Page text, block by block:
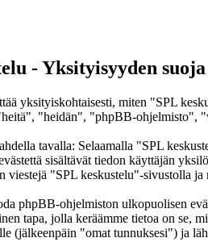
- Yksityisyyden suoja
yksityiskohtaisesti, miten "SPL
"heidän", "phpBB-ohjelmisto",
tavalla: Selaamalla "SPL
sisältävät tiedon käyttäjän
viestejä "SPL keskustelu"-sivustolla
phpBB-ohjelmiston ulkopuolisen
tapa, jolla keräämme tietoa on se,
(jälkeenpäin "omat tunnuksesi") ja